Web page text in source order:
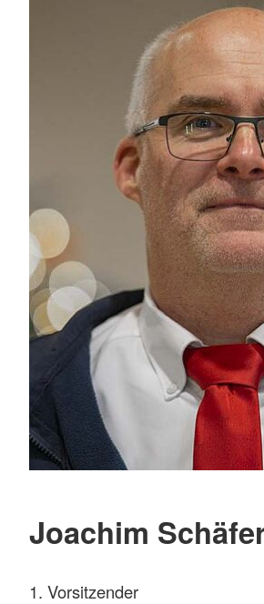
Joachim
1. Vorsitzender